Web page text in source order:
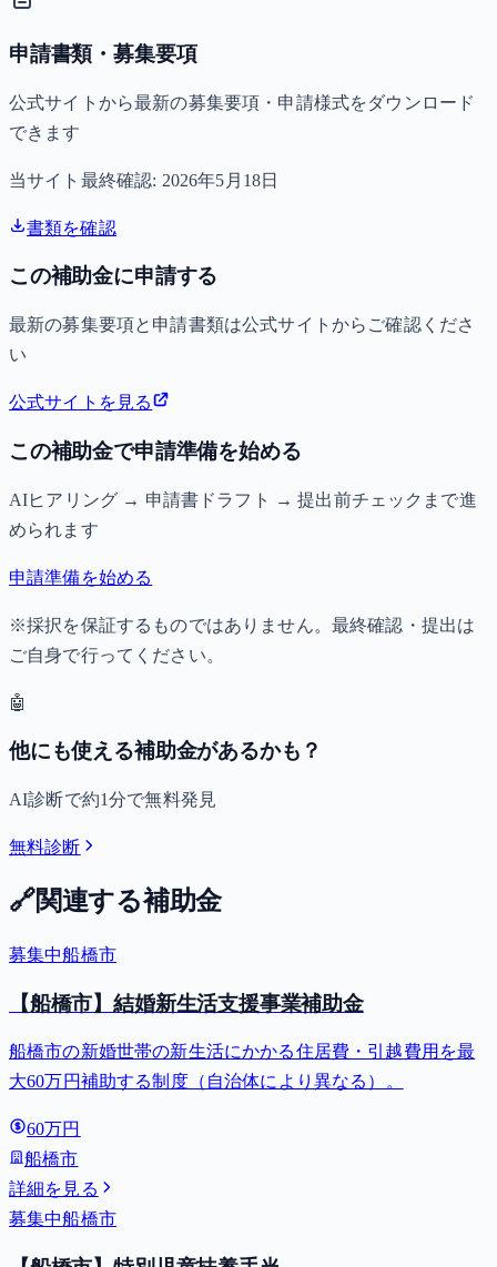
申請書類・募集要項
公式サイトから最新の募集要項・申請様式をダウンロード
できます
当サイト最終確認: 2026年5月18日
書類を確認
この補助金に申請する
最新の募集要項と申請書類は公式サイトからご確認くださ
い
公式サイトを見る
この補助金で申請準備を始める
AIヒアリング → 申請書ドラフト → 提出前チェックまで進
められます
申請準備を始める
※採択を保証するものではありません。最終確認・提出は
ご自身で行ってください。
🤖
他にも使える補助金があるかも？
AI診断で約1分で無料発見
無料診断
🔗関連する補助金
募集中船橋市
【船橋市】結婚新生活支援事業補助金
船橋市の新婚世帯の新生活にかかる住居費・引越費用を最
大60万円補助する制度（自治体により異なる）。
60万円
船橋市
詳細を見る
募集中船橋市